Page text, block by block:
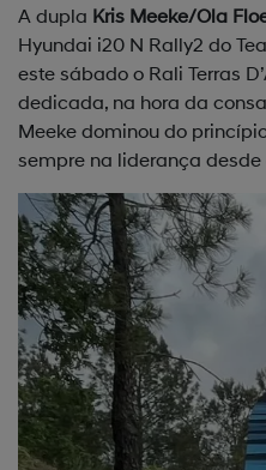
A dupla Kris Meeke/Ola
Hyundai i20 N Rally2 do
este sábado o Rali Terras
dedicada, na hora da
Meeke dominou do
sempre na liderança desde